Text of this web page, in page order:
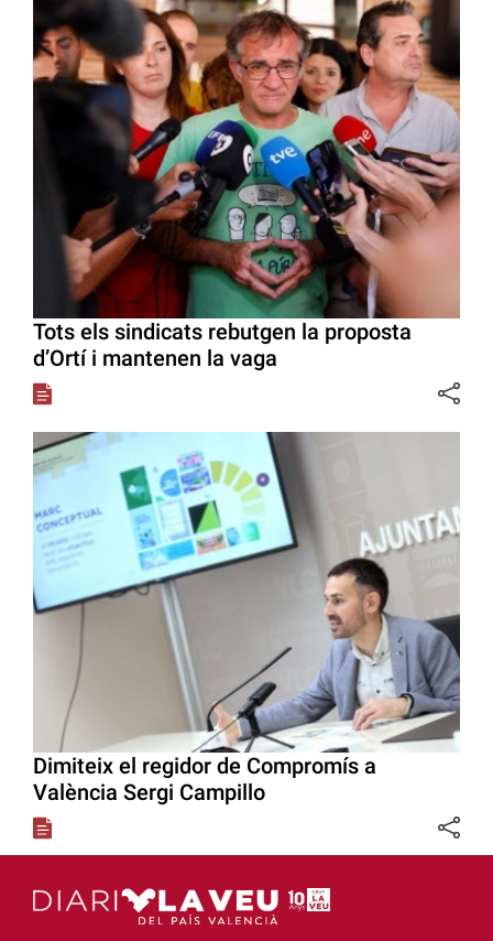
Tots els sindicats rebutgen la proposta
d’Ortí i mantenen la vaga
Dimiteix el regidor de Compromís a
València Sergi Campillo